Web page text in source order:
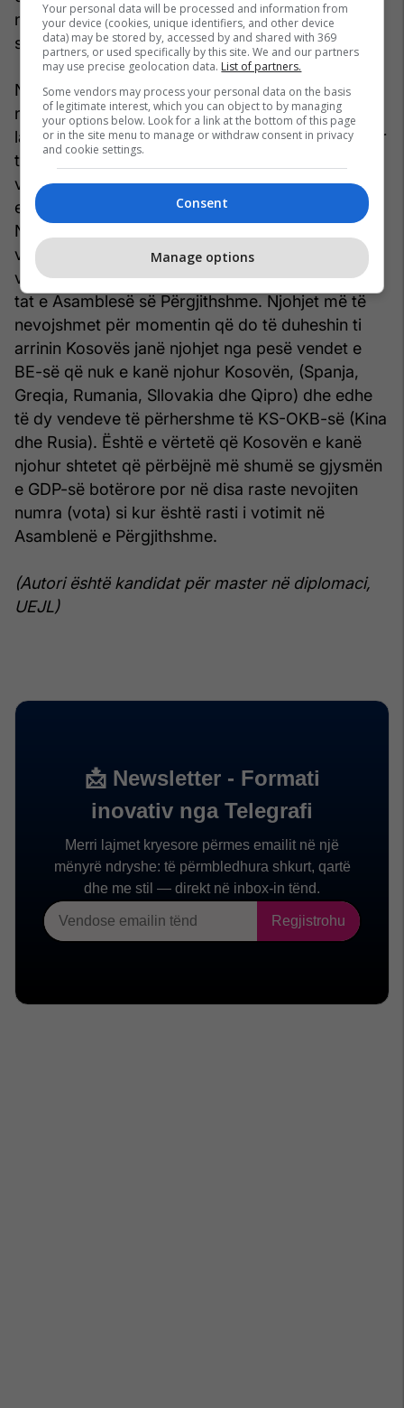
nëse vazhdohet me këtë mënyrë do të vonohemi
shumë.
Nuk e di çfarë lobimi do të bënë Kosova këto ditë
në OKB, por nga ajo që shihet si përgatitje është
larg asaj që u përmend mësipër. Një gjë dihet! Për
tu anëtarësuar në OKB, Kosovës i duhet marrja e
votave pozitive në Këshillin e Sigurimit e pastaj
edhe votat e 2/3 të Asamblesë së Përgjithshme.
Nga njohjet e deri tashme Kosovën e ka njohur
vetëm 62 vende pra i duhen të paktën edhe 66
vende tjera anëtare të OKB-së për të pasur 2/3-
tat e Asamblesë së Përgjithshme. Njohjet më të
nevojshmet për momentin që do të duheshin ti
arrinin Kosovës janë njohjet nga pesë vendet e
BE-së që nuk e kanë njohur Kosovën, (Spanja,
Greqia, Rumania, Sllovakia dhe Qipro) dhe edhe
të dy vendeve të përhershme të KS-OKB-së (Kina
dhe Rusia). Është e vërtetë që Kosovën e kanë
njohur shtetet që përbëjnë më shumë se gjysmën
e GDP-së botërore por në disa raste nevojiten
numra (vota) si kur është rasti i votimit në
Asamblenë e Përgjithshme.
(Autori është kandidat për master në diplomaci,
UEJL)
Your personal data will be processed and information from
your device (cookies, unique identifiers, and other device
data) may be stored by, accessed by and shared with 369
partners, or used specifically by this site. We and our partners
may use precise geolocation data. List of partners.
Some vendors may process your personal data on the basis
of legitimate interest, which you can object to by managing
your options below. Look for a link at the bottom of this page
or in the site menu to manage or withdraw consent in privacy
and cookie settings.
Consent
Manage options